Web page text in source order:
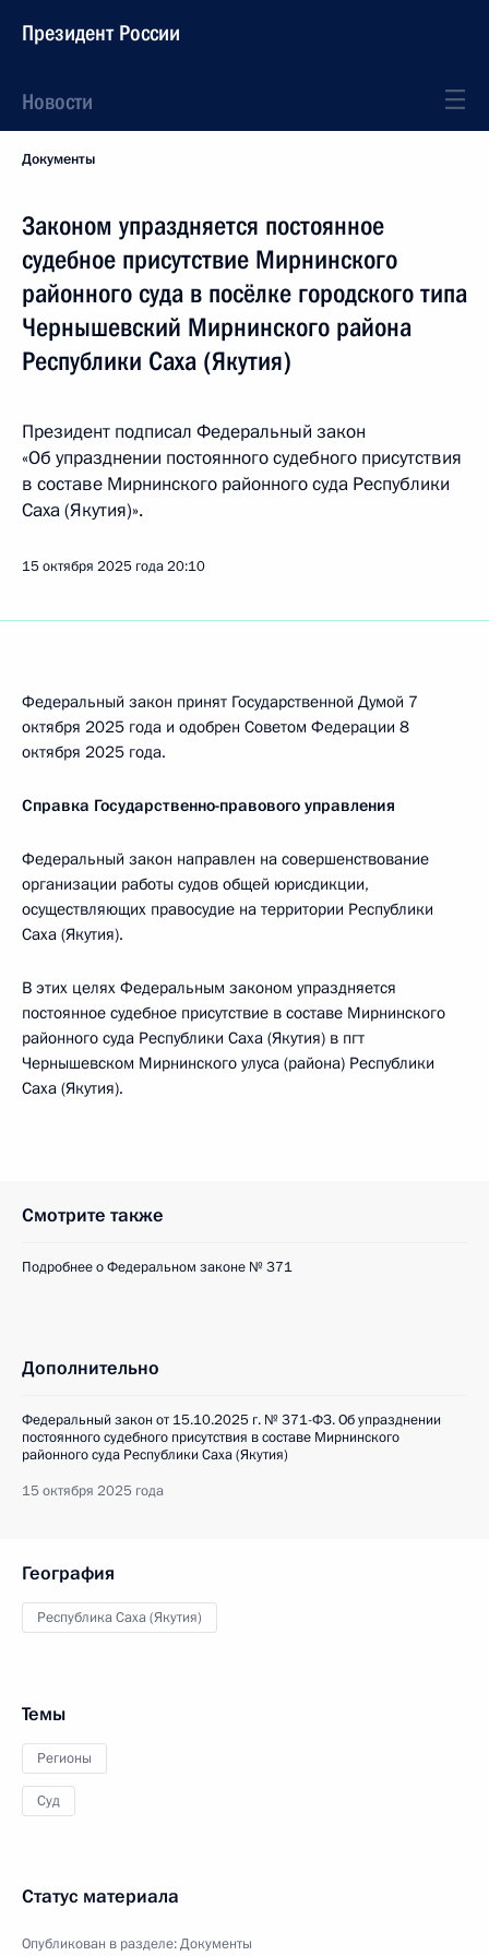
Президент России
Новости
Документы
Законом упраздняется постоянное
судебное присутствие Мирнинского
районного суда в посёлке городского типа
Чернышевский Мирнинского района
Республики Саха (Якутия)
Президент подписал Федеральный закон
«Об упразднении постоянного судебного присутствия
в составе Мирнинского районного суда Республики
Саха (Якутия)».
15 октября 2025 года20:10
Федеральный закон принят Государственной Думой 7
октября 2025 года и одобрен Советом Федерации 8
октября 2025 года.
Справка Государственно-правового управления
Федеральный закон направлен на совершенствование
организации работы судов общей юрисдикции,
осуществляющих правосудие на территории Республики
Саха (Якутия).
В этих целях Федеральным законом упраздняется
постоянное судебное присутствие в составе Мирнинского
районного суда Республики Саха (Якутия) в пгт
Чернышевском Мирнинского улуса (района) Республики
Саха (Якутия).
Смотрите также
Подробнее о Федеральном законе № 371
Дополнительно
Федеральный закон от 15.10.2025 г. № 371-ФЗ. Об упразднении
постоянного судебного присутствия в составе Мирнинского
районного суда Республики Саха (Якутия)
15 октября 2025 года
География
Республика Саха (Якутия)
Темы
Регионы
Суд
Статус материала
Опубликован в разделе:Документы